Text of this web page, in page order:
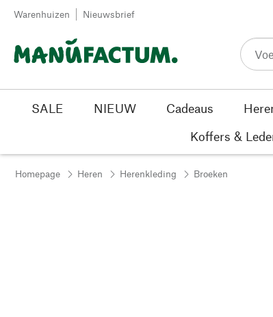
Passer au contenu
Warenhuizen Nieuwsbrief
SALE NIEUW Cadeaus
Koffers &
Homepage Heren Herenkleding Broeken